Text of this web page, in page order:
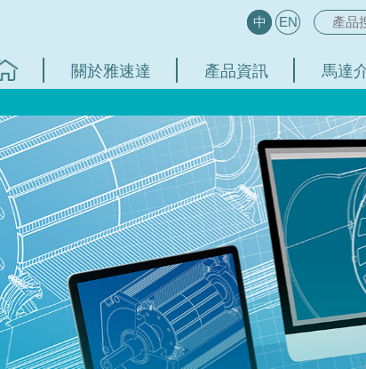
關於雅速達 產品資訊 馬達
中 EN